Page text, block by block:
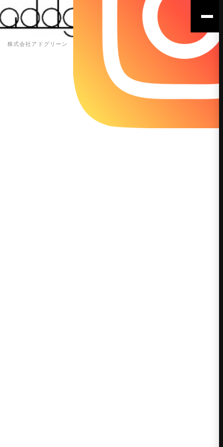
株式会社アドグリーン